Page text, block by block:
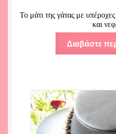
Το μάτι της γάτας με
και
Διαβάστε